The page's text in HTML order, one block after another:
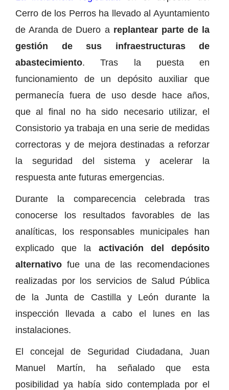
Cerro de los Perros ha llevado al Ayuntamiento
de Aranda de Duero a replantear parte de la
gestión de sus infraestructuras de
abastecimiento. Tras la puesta en
funcionamiento de un depósito auxiliar que
permanecía fuera de uso desde hace años,
que al final no ha sido necesario utilizar, el
Consistorio ya trabaja en una serie de medidas
correctoras y de mejora destinadas a reforzar
la seguridad del sistema y acelerar la
respuesta ante futuras emergencias.
Durante la comparecencia celebrada tras
conocerse los resultados favorables de las
analíticas, los responsables municipales han
explicado que la activación del depósito
alternativo fue una de las recomendaciones
realizadas por los servicios de Salud Pública
de la Junta de Castilla y León durante la
inspección llevada a cabo el lunes en las
instalaciones.
El concejal de Seguridad Ciudadana, Juan
Manuel Martín, ha señalado que esta
posibilidad ya había sido contemplada por el